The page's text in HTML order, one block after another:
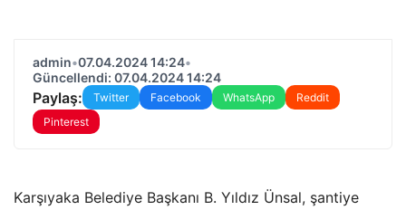
admin•07.04.2024 14:24•
Güncellendi: 07.04.2024 14:24
Paylaş: Twitter Facebook WhatsApp
Reddit
Pinterest
Karşıyaka Belediye Başkanı B. Yıldız Ünsal, şantiye